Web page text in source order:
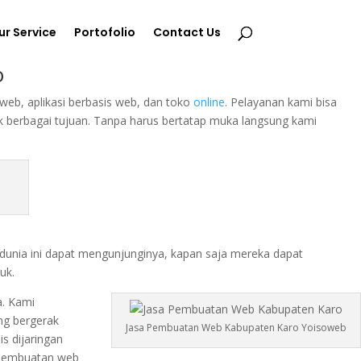
Service Portofolio Contact Us
aplikasi berbasis web, dan toko online. Pelayanan kami bisa
tujuan. Tanpa harus bertatap muka langsung kami
ini dapat mengunjunginya, kapan saja mereka dapat
Jasa Pembuatan Web Kabupaten Karo Yoisoweb
Kami
bergerak
dijaringan
web